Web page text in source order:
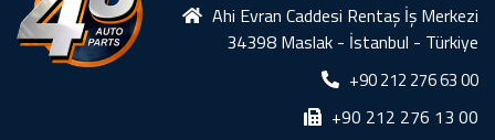
Ahi Evran Caddesi Rentaş İş Merkezi
34398 Maslak - İstanbul - Türkiye
+90 212 276 63 00
+90 212 276 13 00